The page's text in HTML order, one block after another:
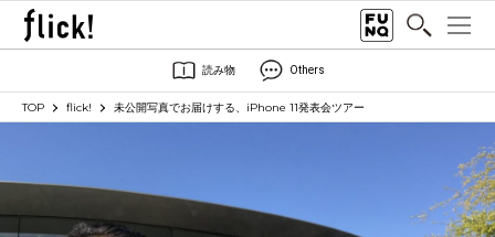
読み物 Others
TOP flick! 未公開写真でお届けする、iPhone 11発表会ツアー